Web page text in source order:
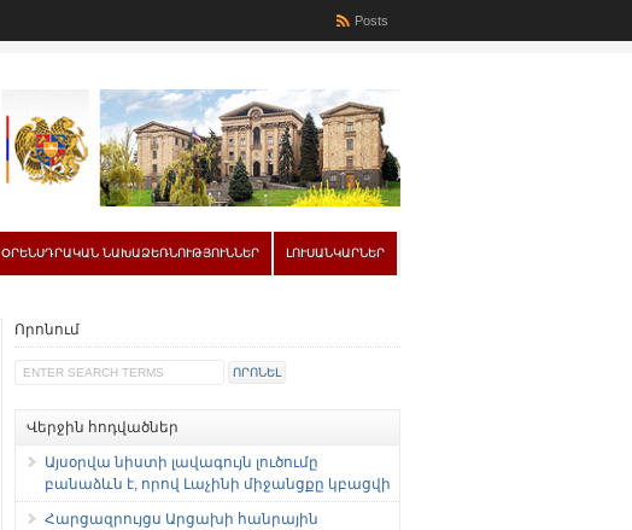
Posts
ՕՐԵՆՍԴՐԱԿԱՆ ՆԱԽԱՁԵՌՆՈՒԹՅՈՒՆՆԵՐ ԼՈՒՍԱՆԿԱՐՆԵՐ
Որոնում
Վերջին հոդվածներ
Այսօրվա նիստի լավագույն լուծումը
բանաձևն է, որով Լաչինի միջանցքը կբացվի
Հարցազրույցս Արցախի հանրային